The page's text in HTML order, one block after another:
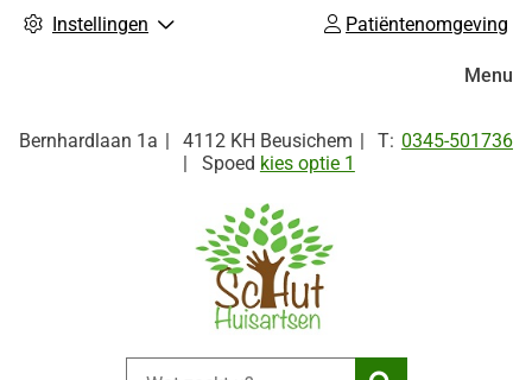
Instellingen Patiëntenomgeving
Bernhardlaan 1a 4112 KH Beusichem Tel:
0345-501736
Spoed kies optie 1
Menu